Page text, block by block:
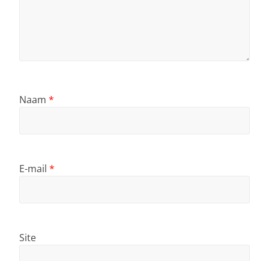
Naam *
E-mail *
Site